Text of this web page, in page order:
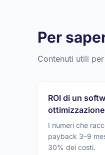
Per
Contenuti utili
ROI di un
I numeri che
payback 3–9
30% dei costi.